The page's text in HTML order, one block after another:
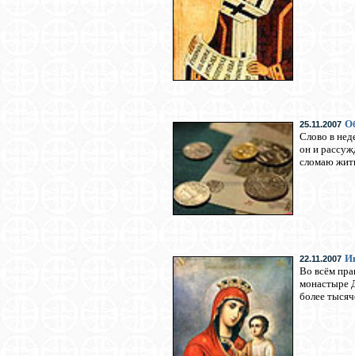
25.11.2007
Слово в
он и
сломаю
22.11.2007
Во всём
монастыре
более